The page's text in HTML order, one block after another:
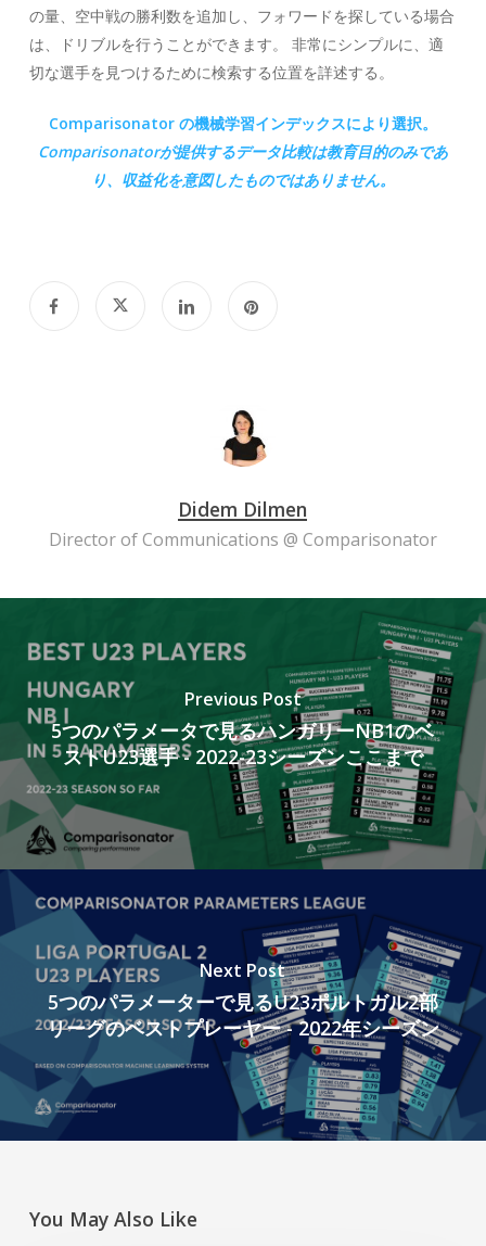
の量、空中戦の勝利数を追加し、フォワードを探している場合
は、ドリブルを行うことができます。 非常にシンプルに、適
切な選手を見つけるために検索する位置を詳述する。
Comparisonator の機械学習インデックスにより選択。
Comparisonatorが提供するデータ比較は教育目的のみであ
り、収益化を意図したものではありません。
Didem Dilmen
Director of Communications @ Comparisonator
Previous Post
5つのパラメータで見るハンガリーNB1のベ
ストU23選手 - 2022-23シーズンここまで
Next Post
5つのパラメーターで見るU23ポルトガル2部
リーグのベストプレーヤー - 2022年シーズン
You May Also Like